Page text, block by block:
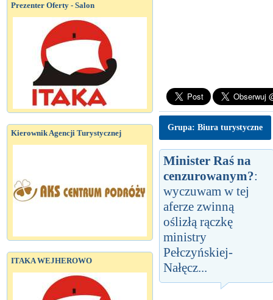
Prezenter Oferty - Salon
Kierownik Agencji Turystycznej
ITAKA WEJHEROWO
Grupa: Biura turystyczne
Minister Raś na
cenzurowanym?:
wyczuwam w tej
aferze zwinną
oślizłą rączkę
ministry
Pełczyńskiej-
Nałęcz...